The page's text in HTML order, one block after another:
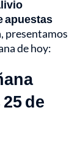
apuestas
presentamos
de hoy:
de